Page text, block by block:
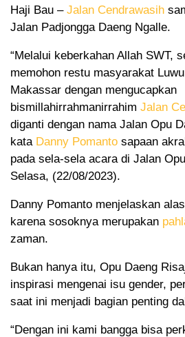
Haji Bau –Jalan Cendrawasih
Jalan Padjongga Daeng Ngalle.
“Melalui keberkahan Allah SWT,
memohon restu masyarakat
Makassar dengan mengucapkan
bismillahirrahmanirrahim Jalan
diganti dengan nama Jalan Opu
kata Danny Pomanto sapaan
pada sela-sela acara di Jalan
Selasa, (22/08/2023).
Danny Pomanto menjelaskan
karena sosoknya merupakan
zaman.
Bukan hanya itu, Opu Daeng
inspirasi mengenai isu gender,
saat ini menjadi bagian penting
“Dengan ini kami bangga bisa